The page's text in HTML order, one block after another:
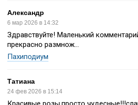
Александр
6 мар 2026 в 14:32
Здравствуйте! Маленький
прекрасно размнож...
Пахиподиум
Татиана
24 фев 2026 в 15:14